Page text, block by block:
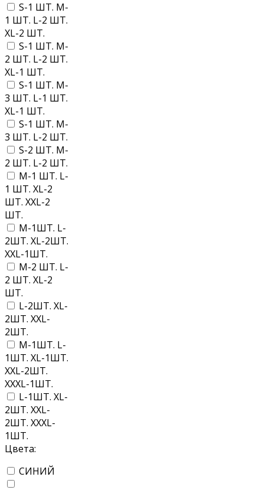
S-1 ШТ. M-
1 ШТ. L-2 ШТ.
XL-2 ШТ.
S-1 ШТ. M-
2 ШТ. L-2 ШТ.
XL-1 ШТ.
S-1 ШТ. M-
3 ШТ. L-1 ШТ.
XL-1 ШТ.
S-1 ШТ. M-
3 ШТ. L-2 ШТ.
S-2 ШТ. M-
2 ШТ. L-2 ШТ.
M-1 ШТ. L-
1 ШТ. XL-2
ШТ. XXL-2
ШТ.
M-1ШТ. L-
2ШТ. XL-2ШТ.
XXL-1ШТ.
M-2 ШТ. L-
2 ШТ. XL-2
ШТ.
L-2ШТ. XL-
2ШТ. XXL-
2ШТ.
M-1ШТ. L-
1ШТ. XL-1ШТ.
XXL-2ШТ.
XXXL-1ШТ.
L-1ШТ. XL-
2ШТ. XXL-
2ШТ. XXXL-
1ШТ.
Цвета:
СИНИЙ